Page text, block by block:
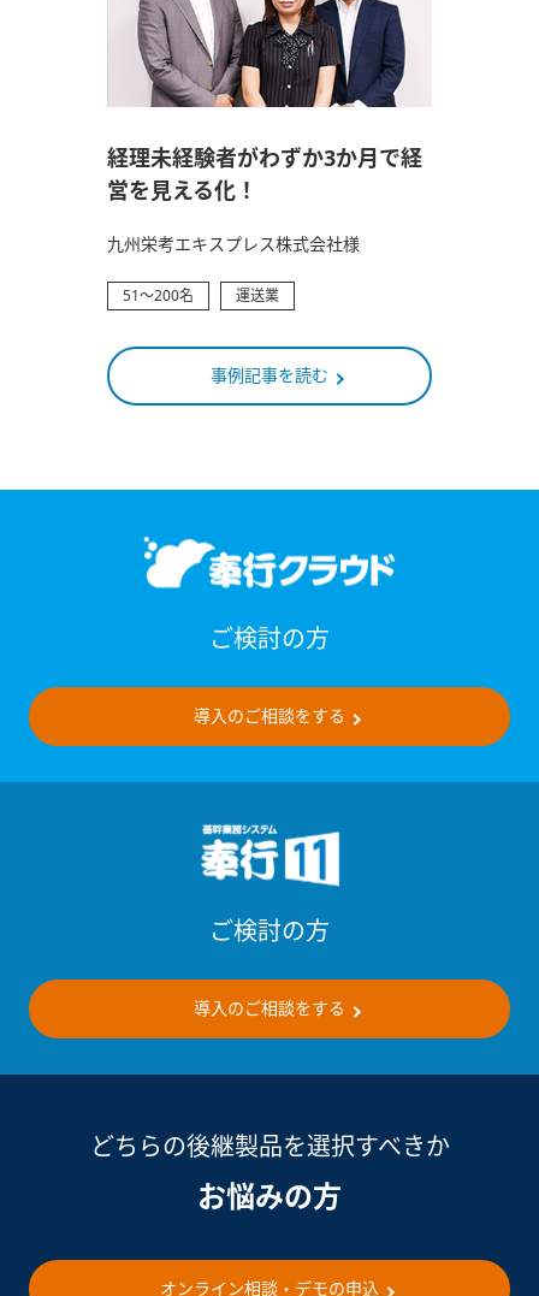
経理未経験者がわずか3か月で経
営を見える化！
九州栄考エキスプレス株式会社様
51～200名 運送業
事例記事を読む
ご検討の方
導入のご相談をする
ご検討の方
導入のご相談をする
どちらの後継製品を選択すべきか
お悩みの方
オンライン相談・デモの申込